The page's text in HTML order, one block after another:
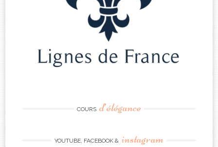
COURS d’élégance
YOUTUBE, FACEBOOK & instagram